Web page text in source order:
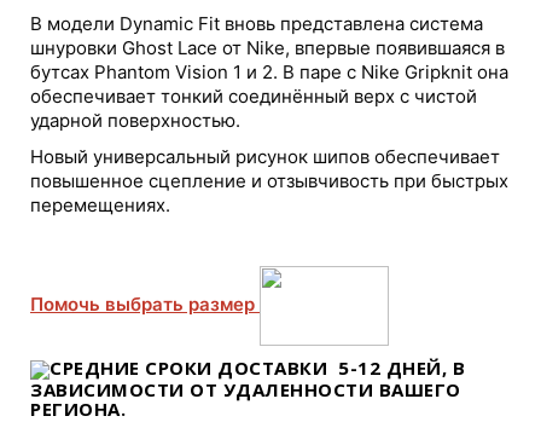
В модели Dynamic Fit вновь представлена система
шнуровки Ghost Lace от Nike, впервые появившаяся в
бутсах Phantom Vision 1 и 2. В паре с Nike Gripknit она
обеспечивает тонкий соединённый верх с чистой
ударной поверхностью.
Новый универсальный рисунок шипов обеспечивает
повышенное сцепление и отзывчивость при быстрых
перемещениях.
Помочь выбрать размер
СРЕДНИЕ СРОКИ ДОСТАВКИ 5-12 ДНЕЙ, В
ЗАВИСИМОСТИ ОТ УДАЛЕННОСТИ ВАШЕГО
РЕГИОНА.